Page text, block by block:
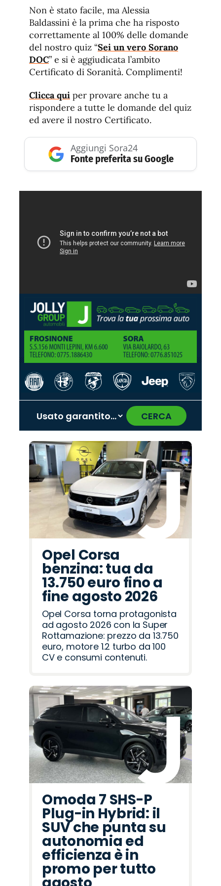
de
fuente
de
fuente.
Non è stato facile, ma Alessia
Baldassini è la prima che ha risposto
correttamente al 100% delle domande
del nostro quiz “Sei un vero Sorano
DOC” e si è aggiudicata l’ambito
Certificato di Soranità. Complimenti!
Clicca qui per provare anche tu a
rispondere a tutte le domande del quiz
ed avere il nostro Certificato.
Aggiungi Sora24
Fonte preferita su Google
CERCA
Promo
Fiat
Promo
Cupra
Promo
Jaecoo
Promo
Land
Rover
Promo
Seat
Promo
Alfa
Romeo
Promo
Jeep
Promo
Abarth
Promo
Omoda
Promo
Peugeot
Promo
Lancia
Promo
Opel
Promo
Citroën
Promo
Hyundai
Promo
Mazda
‹ ›
Opel Corsa
benzina: tua da
13.750 euro fino a
fine agosto 2026
Opel Corsa torna protagonista
ad agosto 2026 con la Super
Rottamazione: prezzo da 13.750
euro, motore 1.2 turbo da 100
CV e consumi contenuti.
Omoda 7 SHS-P
Plug-in Hybrid: il
SUV che punta su
autonomia ed
efficienza è in
promo per tutto